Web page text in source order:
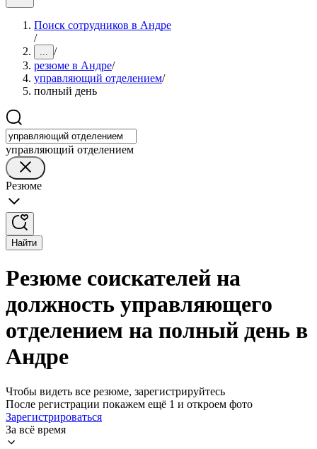
Поиск сотрудников в Андре
/
... /
резюме в Андре/
управляющий отделением/
полный день
управляющий отделением
Резюме
Найти
Резюме соискателей на
должность управляющего
отделением на полный день в
Андре
Чтобы видеть все резюме, зарегистрируйтесь
После регистрации покажем ещё 1 и откроем фото
Зарегистрироваться
За всё время